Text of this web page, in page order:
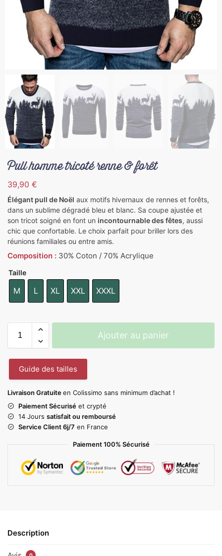
Pull homme tricoté renne & forêt
39,90 €
Élégant pull de Noël aux motifs hivernaux de rennes et forêts,
dans un sublime dégradé bleu et blanc. Sa coupe ajustée et
son tricot soigné en font un incontournable des fêtes, aussi
chic que confortable. Le choix parfait pour briller lors des
réunions familiales ou entre amis.
Composition : 30% Coton / 70% Acrylique
Taille
M L XL XXL XXXL
Ajouter au panier
Guide des tailles
Livraison Gratuiteen Colissimo sans minimum d’achat !
Paiement Sécurisé et crypté
14 Jours satisfait ou remboursé
Service Client 6j/7 en France
Paiement 100% Sécurisé
Description